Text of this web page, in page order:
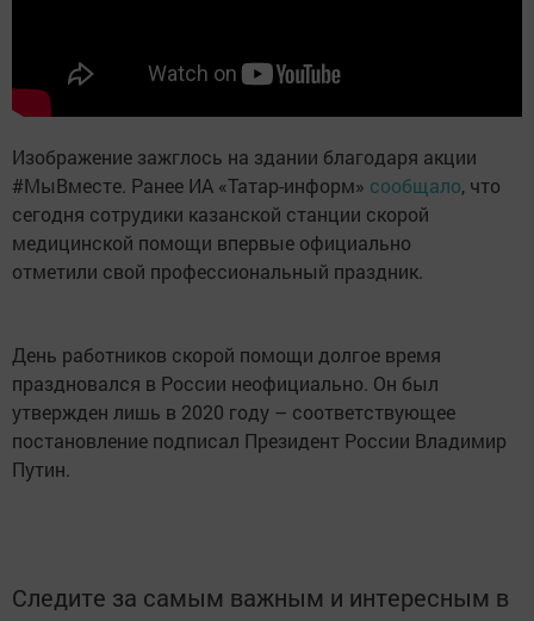
Изображение зажглось на здании благодаря акции
#МыВместе. Ранее ИА «Татар-информ» сообщало, что
сегодня сотрудики казанской станции скорой
медицинской помощи впервые официально
отметили свой профессиональный праздник.
День работников скорой помощи долгое время
праздновался в России неофициально. Он был
утвержден лишь в 2020 году – соответствующее
постановление подписал Президент России Владимир
Путин.
Следите за самым важным и интересным в